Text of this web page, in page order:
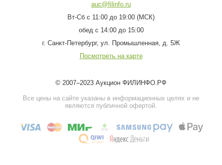
auc@filinfo.ru
Вт-Сб с 11:00 до 19:00 (МСК)
обед с 14:00 до 15:00
г. Санкт-Петербург, ул. Промышленная, д. 5Ж
Посмотреть на карте
© 2007–2023 Аукцион ФИЛИНФО.РФ
Все цены на сайте указаны в информационных целях и не
являются публичной офертой.